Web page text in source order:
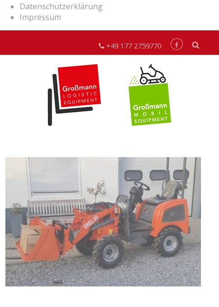
Datenschutzerklärung
Impressum
+49 177 2759770